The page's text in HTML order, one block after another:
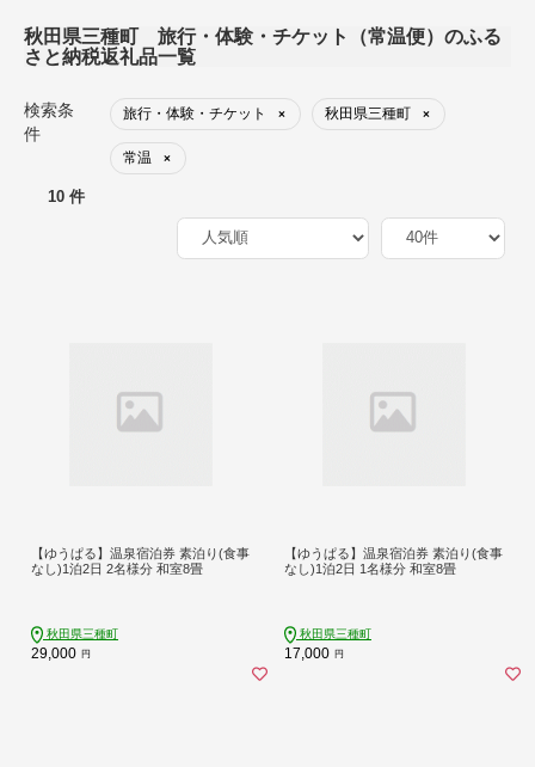
秋田県三種町 旅行・体験・チケット（常温便）のふる
さと納税返礼品一覧
検索条
件
旅行・体験・チケット × 秋田県三種町 ×
常温 ×
10 件
【ゆうぱる】温泉宿泊券 素泊り(食事
なし)1泊2日 2名様分 和室8畳
秋田県三種町
29,000 円
【ゆうぱる】温泉宿泊券 素泊り(食事
なし)1泊2日 1名様分 和室8畳
秋田県三種町
17,000 円